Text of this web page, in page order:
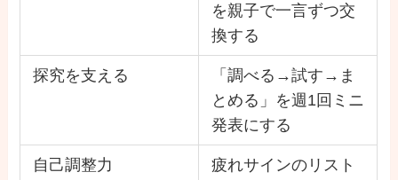
を親子で一言ずつ交
換する
探究を支える
「調べる→試す→ま
とめる」を週1回ミニ
発表にする
自己調整力
疲れサインのリスト